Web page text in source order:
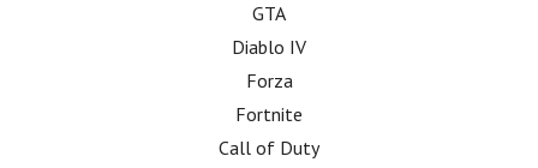
GTA
Diablo IV
Forza
Fortnite
Call of Duty